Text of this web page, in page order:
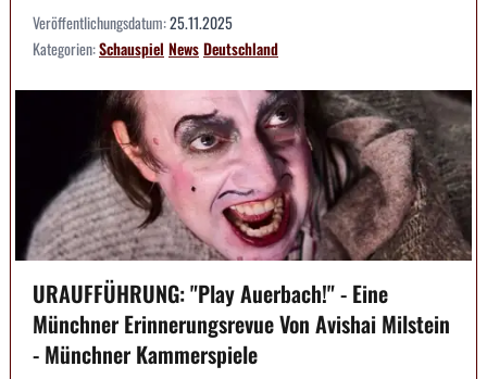
Veröffentlichungsdatum:25.11.2025
Kategorien:Schauspiel NewsDeutschland
URAUFFÜHRUNG: "Play Auerbach!" - Eine
Münchner Erinnerungsrevue Von Avishai Milstein
- Münchner Kammerspiele